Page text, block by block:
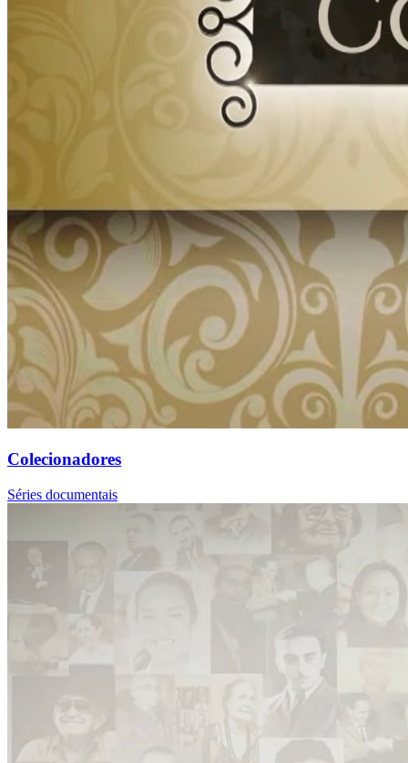
Colecionadores
Séries documentais